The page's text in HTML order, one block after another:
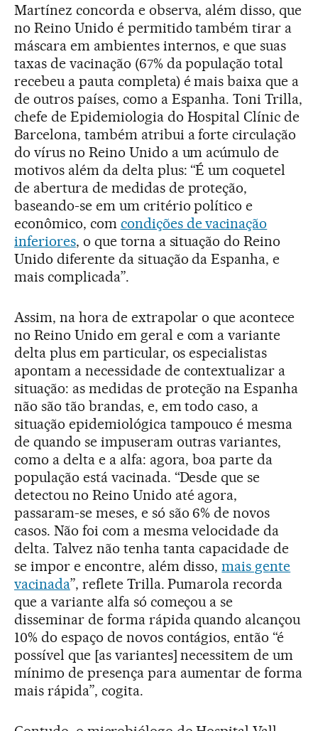
Martínez concorda e observa, além disso, que
no Reino Unido é permitido também tirar a
máscara em ambientes internos, e que suas
taxas de vacinação (67% da população total
recebeu a pauta completa) é mais baixa que a
de outros países, como a Espanha. Toni Trilla,
chefe de Epidemiologia do Hospital Clínic de
Barcelona, também atribui a forte circulação
do vírus no Reino Unido a um acúmulo de
motivos além da delta plus: “É um coquetel
de abertura de medidas de proteção,
baseando-se em um critério político e
econômico, com condições de vacinação
inferiores, o que torna a situação do Reino
Unido diferente da situação da Espanha, e
mais complicada”.
Assim, na hora de extrapolar o que acontece
no Reino Unido em geral e com a variante
delta plus em particular, os especialistas
apontam a necessidade de contextualizar a
situação: as medidas de proteção na Espanha
não são tão brandas, e, em todo caso, a
situação epidemiológica tampouco é mesma
de quando se impuseram outras variantes,
como a delta e a alfa: agora, boa parte da
população está vacinada. “Desde que se
detectou no Reino Unido até agora,
passaram-se meses, e só são 6% de novos
casos. Não foi com a mesma velocidade da
delta. Talvez não tenha tanta capacidade de
se impor e encontre, além disso,mais gente
vacinada”, reflete Trilla. Pumarola recorda
que a variante alfa só começou a se
disseminar de forma rápida quando alcançou
10% do espaço de novos contágios, então “é
possível que [as variantes] necessitem de um
mínimo de presença para aumentar de forma
mais rápida”, cogita.